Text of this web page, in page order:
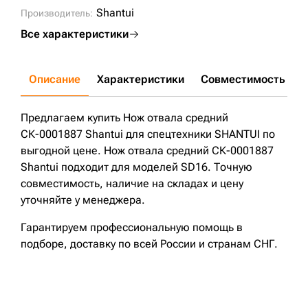
Производитель: Shantui
Все характеристики
Описание Характеристики Совместимость
Предлагаем купить Нож отвала средний
СК-0001887 Shantui для спецтехники SHANTUI по
выгодной цене. Нож отвала средний СК-0001887
Shantui подходит для моделей SD16. Точную
совместимость, наличие на складах и цену
уточняйте у менеджера.
Гарантируем профессиональную помощь в
подборе, доставку по всей России и странам СНГ.